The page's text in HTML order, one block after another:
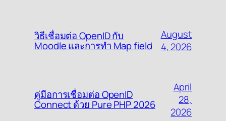
วิธีเชื่อมต่อ OpenID กับ
Moodle และการทำ Map field
August
4, 2026
คู่มือการเชื่อมต่อ OpenID
Connect ด้วย Pure PHP 2026
April
28,
2026